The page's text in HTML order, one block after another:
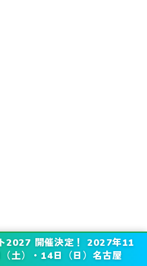
2027 開催決定！ 2027年11
土）・14日（日）名古屋